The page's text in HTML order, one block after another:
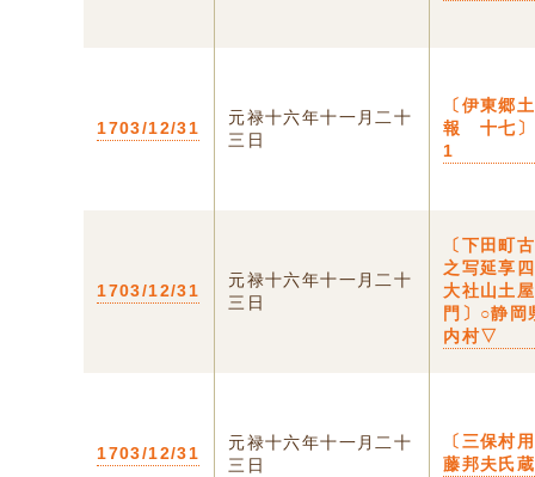
1703/12/31
元禄十六年十一月二十
三日
〔伊東郷
報 十七〕
1
1703/12/31
元禄十六年十一月二十
三日
〔下田町
之写延享
大社山土
門〕○静岡
内村▽
1703/12/31
元禄十六年十一月二十
三日
〔三保村
藤邦夫氏蔵